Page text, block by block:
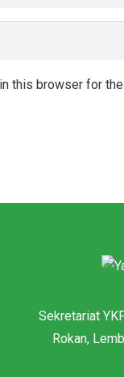
this browser for
Sekretariat
Rokan,